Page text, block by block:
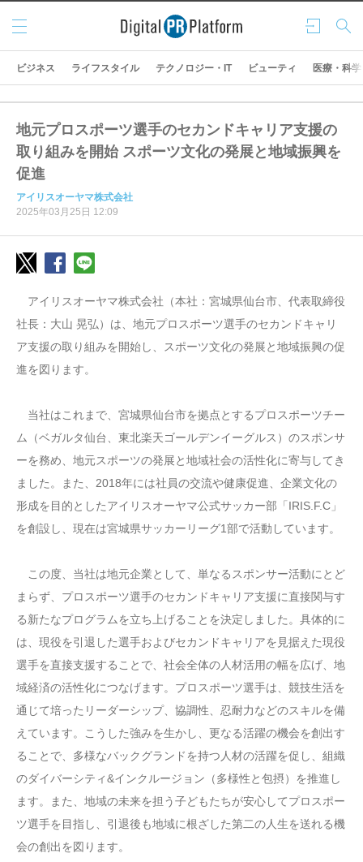
ログ
イン
検索
メニ
ュー
ビジネス ライフスタイル テクノロジー・IT ビューティ 医療・科学
地元プロスポーツ選手のセカンドキャリア支援の
取り組みを開始 スポーツ文化の発展と地域振興を
促進
アイリスオーヤマ株式会社
2025年03月25日 12:09
アイリスオーヤマ株式会社（本社：宮城県仙台市、代表取締役
社長：大山 晃弘）は、地元プロスポーツ選手のセカンドキャリ
ア支援の取り組みを開始し、スポーツ文化の発展と地域振興の促
進を図ります。
当社はこれまで、宮城県仙台市を拠点とするプロスポーツチー
ム（ベガルタ仙台、東北楽天ゴールデンイーグルス）のスポンサ
ーを務め、地元スポーツの発展と地域社会の活性化に寄与してき
ました。また、2018年には社員の交流や健康促進、企業文化の
形成を目的としたアイリスオーヤマ公式サッカー部「IRIS.F.C」
を創設し、現在は宮城県サッカーリーグ1部で活動しています。
この度、当社は地元企業として、単なるスポンサー活動にとど
まらず、プロスポーツ選手のセカンドキャリア支援に直接関与す
る新たなプログラムを立ち上げることを決定しました。具体的に
は、現役を引退した選手およびセカンドキャリアを見据えた現役
選手を直接支援することで、社会全体の人材活用の幅を広げ、地
域経済の活性化につなげます。プロスポーツ選手は、競技生活を
通じて培ったリーダーシップ、協調性、忍耐力などのスキルを備
えています。こうした強みを生かし、更なる活躍の機会を創出す
ることで、多様なバックグランドを持つ人材の活躍を促し、組織
のダイバーシティ&インクルージョン（多様性と包摂）を推進し
ます。また、地域の未来を担う子どもたちが安心してプロスポー
ツ選手を目指し、引退後も地域に根ざした第二の人生を送れる機
会の創出を図ります。